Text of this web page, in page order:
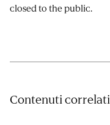
closed to the public.
Contenuti correlati